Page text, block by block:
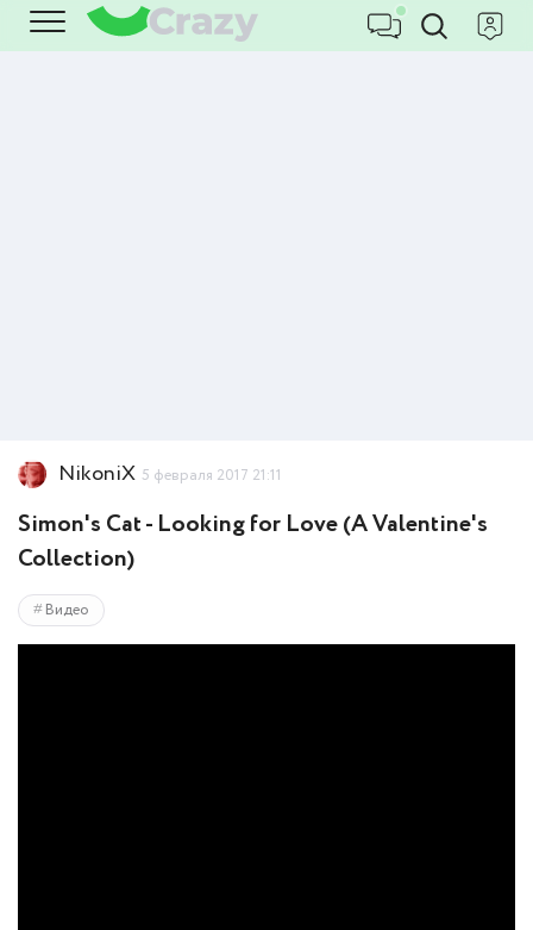
NikoniX 5 февраля 2017 21:11
Simon's Cat - Looking for Love (A Valentine's
Collection)
Видео